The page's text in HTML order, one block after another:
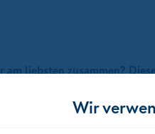
liebsten zusammen?
wie auch in der
Wir